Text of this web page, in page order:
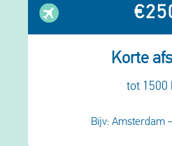
Korte
tot 1500
Bijv: Amsterdam